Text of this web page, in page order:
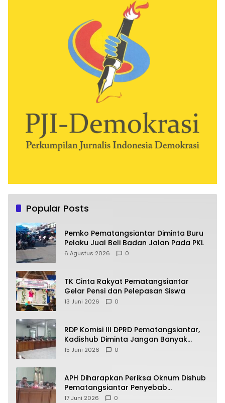
Popular Posts
Pemko Pematangsiantar Diminta Buru
Pelaku Jual Beli Badan Jalan Pada PKL
6 Agustus 2026 0
TK Cinta Rakyat Pematangsiantar
Gelar Pensi dan Pelepasan Siswa
13 Juni 2026 0
RDP Komisi III DPRD Pematangsiantar,
Kadishub Diminta Jangan Banyak
Alasan
15 Juni 2026 0
APH Diharapkan Periksa Oknum Dishub
Pematangsiantar Penyebab
Kebocoran PAD Retribusi Parkir
17 Juni 2026 0